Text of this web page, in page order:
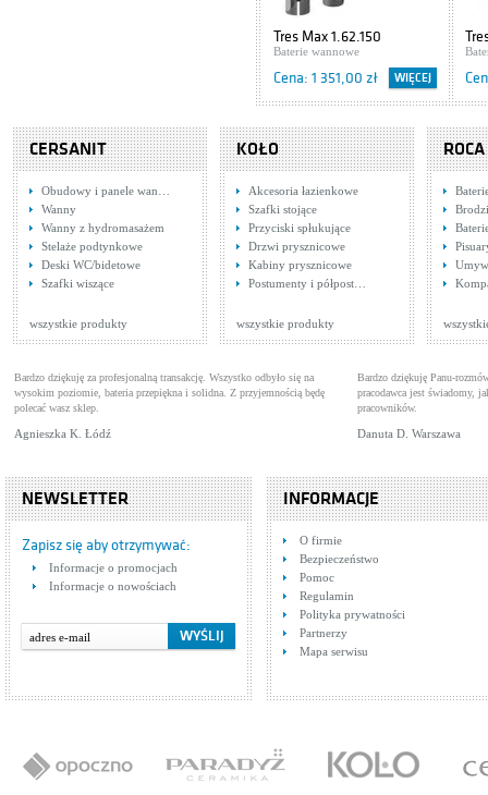
5.07.161.02.03
Baterie wannowe
Cena: 3 970,00 zł
jednouchwytowa,
wannowa Cyrkon
585-210-00
Armatura Kraków
Tres Max 1.62.150
Baterie wannowe
Cena: 1 351,00 zł WIĘCEJ
Tres Max 16110760
Cena: 1 216,00 zł WIĘCEJ
1.06.208.DA
Baterie umywalkowe
Cena: 1 033,00 zł
Tres Cuadro 1.07.170.02
CERSANIT
Obudowy i panele wan…
Wanny
Wanny z hydromasażem
Stelaże podtynkowe
Deski WC/bidetowe
Szafki wiszące
wszystkie produkty
KOŁO
Akcesoria łazienkowe
Szafki stojące
Przyciski spłukujące
Drzwi prysznicowe
Kabiny prysznicowe
Postumenty i półpost…
wszystkie produkty
ROCA
Bardzo dziękuję za profesjonalną transakcję. Wszystko odbyło się na
wysokim poziomie, bateria przepiękna i solidna. Z przyjemnością będę
polecać wasz sklep.
Agnieszka K. Łódź
Bardzo dziękuję Panu-
pracodawca jest świadomy,
pracowników.
Danuta D. Warszawa
NEWSLETTER
Zapisz się aby otrzymywać:
Informacje o promocjach
Informacje o nowościach
INFORMACJE
O firmie
Bezpieczeństwo
Pomoc
Regulamin
Polityka prywatności
Partnerzy
Mapa serwisu